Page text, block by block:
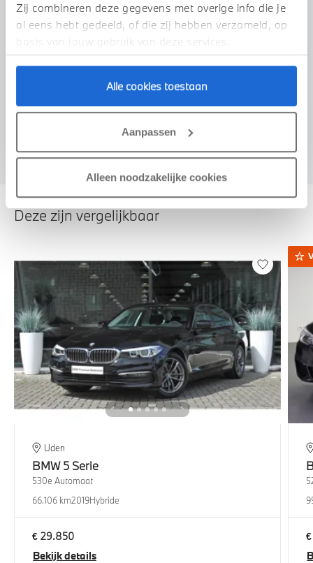
Zij combineren deze gegevens met overige info die je
al eens hebt gedeeld, of die zij hebben verzameld, op
basis van jouw gebruik van deze services.
Alle cookies toestaan
Aanpassen
Alleen noodzakelijke cookies
Voorstel aanvragen
Deze zijn vergelijkbaar
Uden
BMW 5 Serie
530e Automaat
66.106 km2019Hybride
€ 29.850
Bekijk details